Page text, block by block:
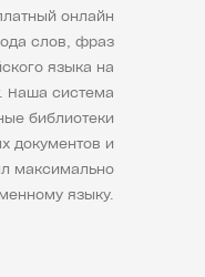
онлайн
слов, фраз
языка на
Наша система
библиотеки
документов и
максимально
языку.